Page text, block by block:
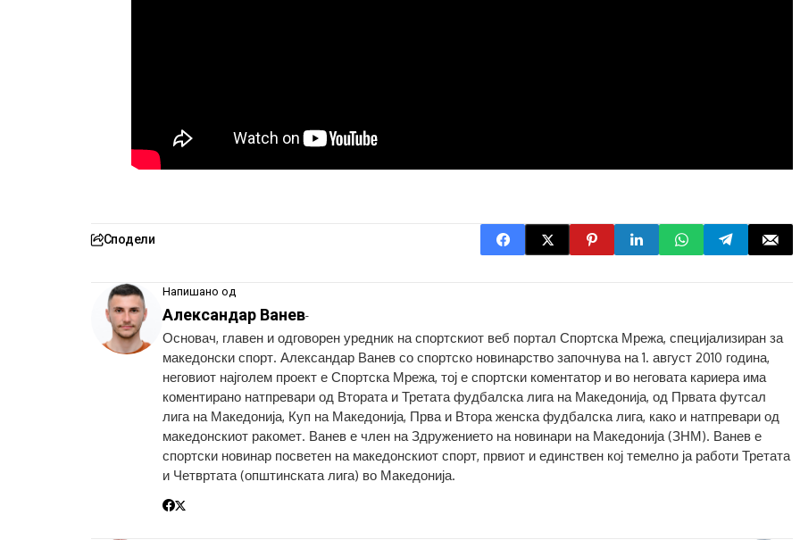
Сподели
Напишано од
Александар Ванев-
Основач, главен и одговорен уредник на спортскиот веб портал Спортска Мрежа, специјализиран за
македонски спорт. Александар Ванев со спортско новинарство започнува на 1. август 2010 година,
неговиот најголем проект е Спортска Мрежа, тој е спортски коментатор и во неговата кариера има
коментирано натпревари од Втората и Третата фудбалска лига на Македонија, од Првата футсал
лига на Македонија, Куп на Македонија, Прва и Втора женска фудбалска лига, како и натпревари од
македонскиот ракомет. Ванев е член на Здружението на новинари на Македонија (ЗНМ). Ванев е
спортски новинар посветен на македонскиот спорт, првиот и единствен кој темелно ја работи Третата
и Четвртата (општинската лига) во Македонија.